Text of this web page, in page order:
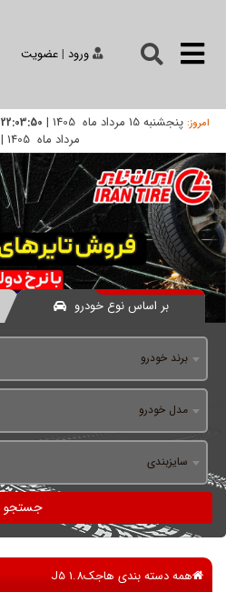
ورود |عضویت
امروز: پنجشنبه 15 مرداد ماه 1405 |
22:03:50
مرداد ماه 1405
|
بر اساس نوع خودرو
برند خودرو
مدل خودرو
سایزبندی
جستجو
همه دسته بندی هاجکJ5 1.8